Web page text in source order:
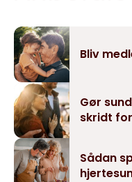
Bliv
Gør
skridt
Sådan